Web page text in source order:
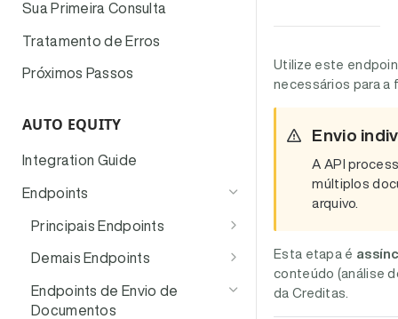
Sua Primeira Consulta
Tratamento de Erros
Próximos Passos
AUTO EQUITY
Integration Guide
Endpoints
Principais Endpoints
Consultar Elegibilidade e Pré-
Aprovação
Simulação Quente (Assertiva)
Demais Endpoints
Simulador de Fluxo: Avanço
de Etapas
Endpoints de Envio de
Documentos
Utilize este
necessários para a
Envio
A API
múltiplos
arquivo.
Esta etapa é
conteúdo (análise
da Creditas.